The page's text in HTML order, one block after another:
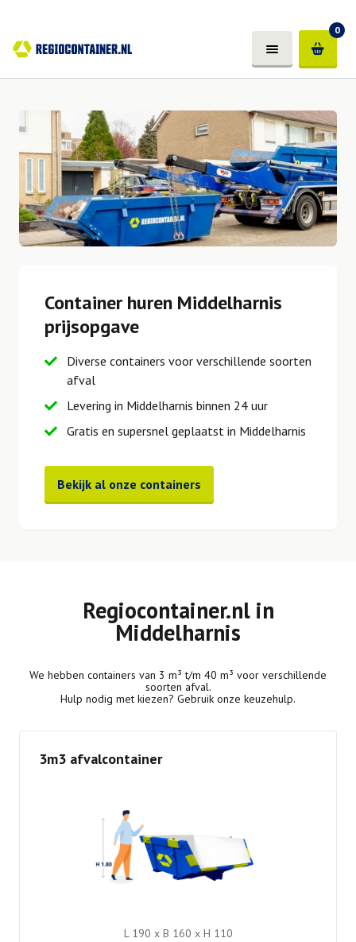
0
Container huren Middelharnis
prijsopgave
Diverse containers voor verschillende soorten
afval
Levering in Middelharnis binnen 24 uur
Gratis en supersnel geplaatst in Middelharnis
Bekijk al onze containers
Regiocontainer.nl in
Middelharnis
We hebben containers van 3 m³ t/m 40 m³ voor verschillende
soorten afval.
Hulp nodig met kiezen? Gebruik onze keuzehulp.
3m3 afvalcontainer
L 190 x B 160 x H 110